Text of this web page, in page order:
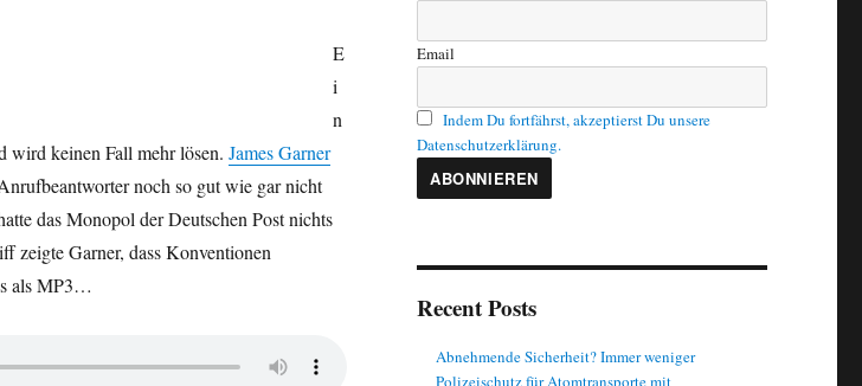
E
i
n
wird keinen Fall mehr lösen. James Garner
noch so gut wie gar nicht
das Monopol der Deutschen Post nichts
zeigte Garner, dass Konventionen
als MP3…
Email
Indem Du fortfährst, akzeptierst Du unsere
Datenschutzerklärung.
Recent Posts
Abnehmende Sicherheit? Immer weniger